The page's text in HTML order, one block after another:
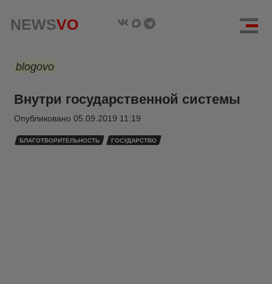
NEWSVO
blogovo
Внутри государственной системы
Опубликовано 05.09.2019 11:19
БЛАГОТВОРИТЕЛЬНОСТЬ ГОСУДАРСТВО